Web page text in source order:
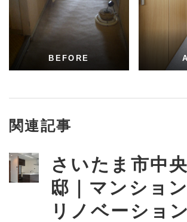
BEFORE
関連記事
さいたま市中
邸｜マンショ
リノベーション